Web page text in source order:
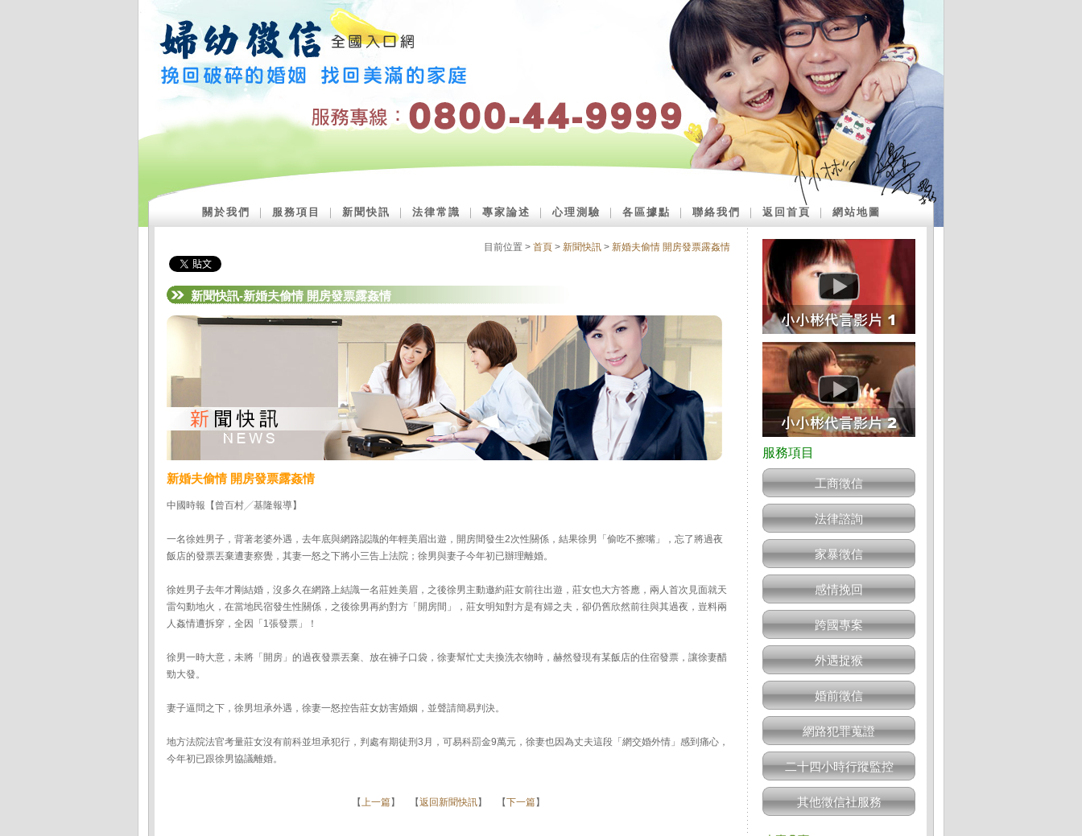
關於我們 服務項目 新聞快訊 法律常識 專家論述 ｜心理測驗 各區據點 聯絡我們 返回首頁 網站地圖
目前位置 > 首頁 > 新聞快訊 > 新婚夫偷情 開房發票露姦情
新聞快訊-新婚夫偷情 開房發票露姦情
新婚夫偷情 開房發票露姦情
中國時報【曾百村╱基隆報導】
一名徐姓男子，背著老婆外遇，去年底與網路認識的年輕美眉出遊，開房間發生2次性關係，結果徐男「偷吃不擦嘴」，忘了將過夜
飯店的發票丟棄遭妻察覺，其妻一怒之下將小三告上法院；徐男與妻子今年初已辦理離婚。
徐姓男子去年才剛結婚，沒多久在網路上結識一名莊姓美眉，之後徐男主動邀約莊女前往出遊，莊女也大方答應，兩人首次見面就天
雷勾動地火，在當地民宿發生性關係，之後徐男再約對方「開房間」，莊女明知對方是有婦之夫，卻仍舊欣然前往與其過夜，豈料兩
人姦情遭拆穿，全因「1張發票」！
徐男一時大意，未將「開房」的過夜發票丟棄、放在褲子口袋，徐妻幫忙丈夫換洗衣物時，赫然發現有某飯店的住宿發票，讓徐妻醋
勁大發。
妻子逼問之下，徐男坦承外遇，徐妻一怒控告莊女妨害婚姻，並聲請簡易判決。
地方法院法官考量莊女沒有前科並坦承犯行，判處有期徒刑3月，可易科罰金9萬元，徐妻也因為丈夫這段「網交婚外情」感到痛心，
今年初已跟徐男協議離婚。
【上一篇】 【返回新聞快訊】 【下一篇】
工商徵信
法律諮詢
家暴徵信
感情挽回
跨國專案
外遇捉猴
婚前徵信
網路犯罪蒐證
二十四小時行蹤監控
其他徵信社服務